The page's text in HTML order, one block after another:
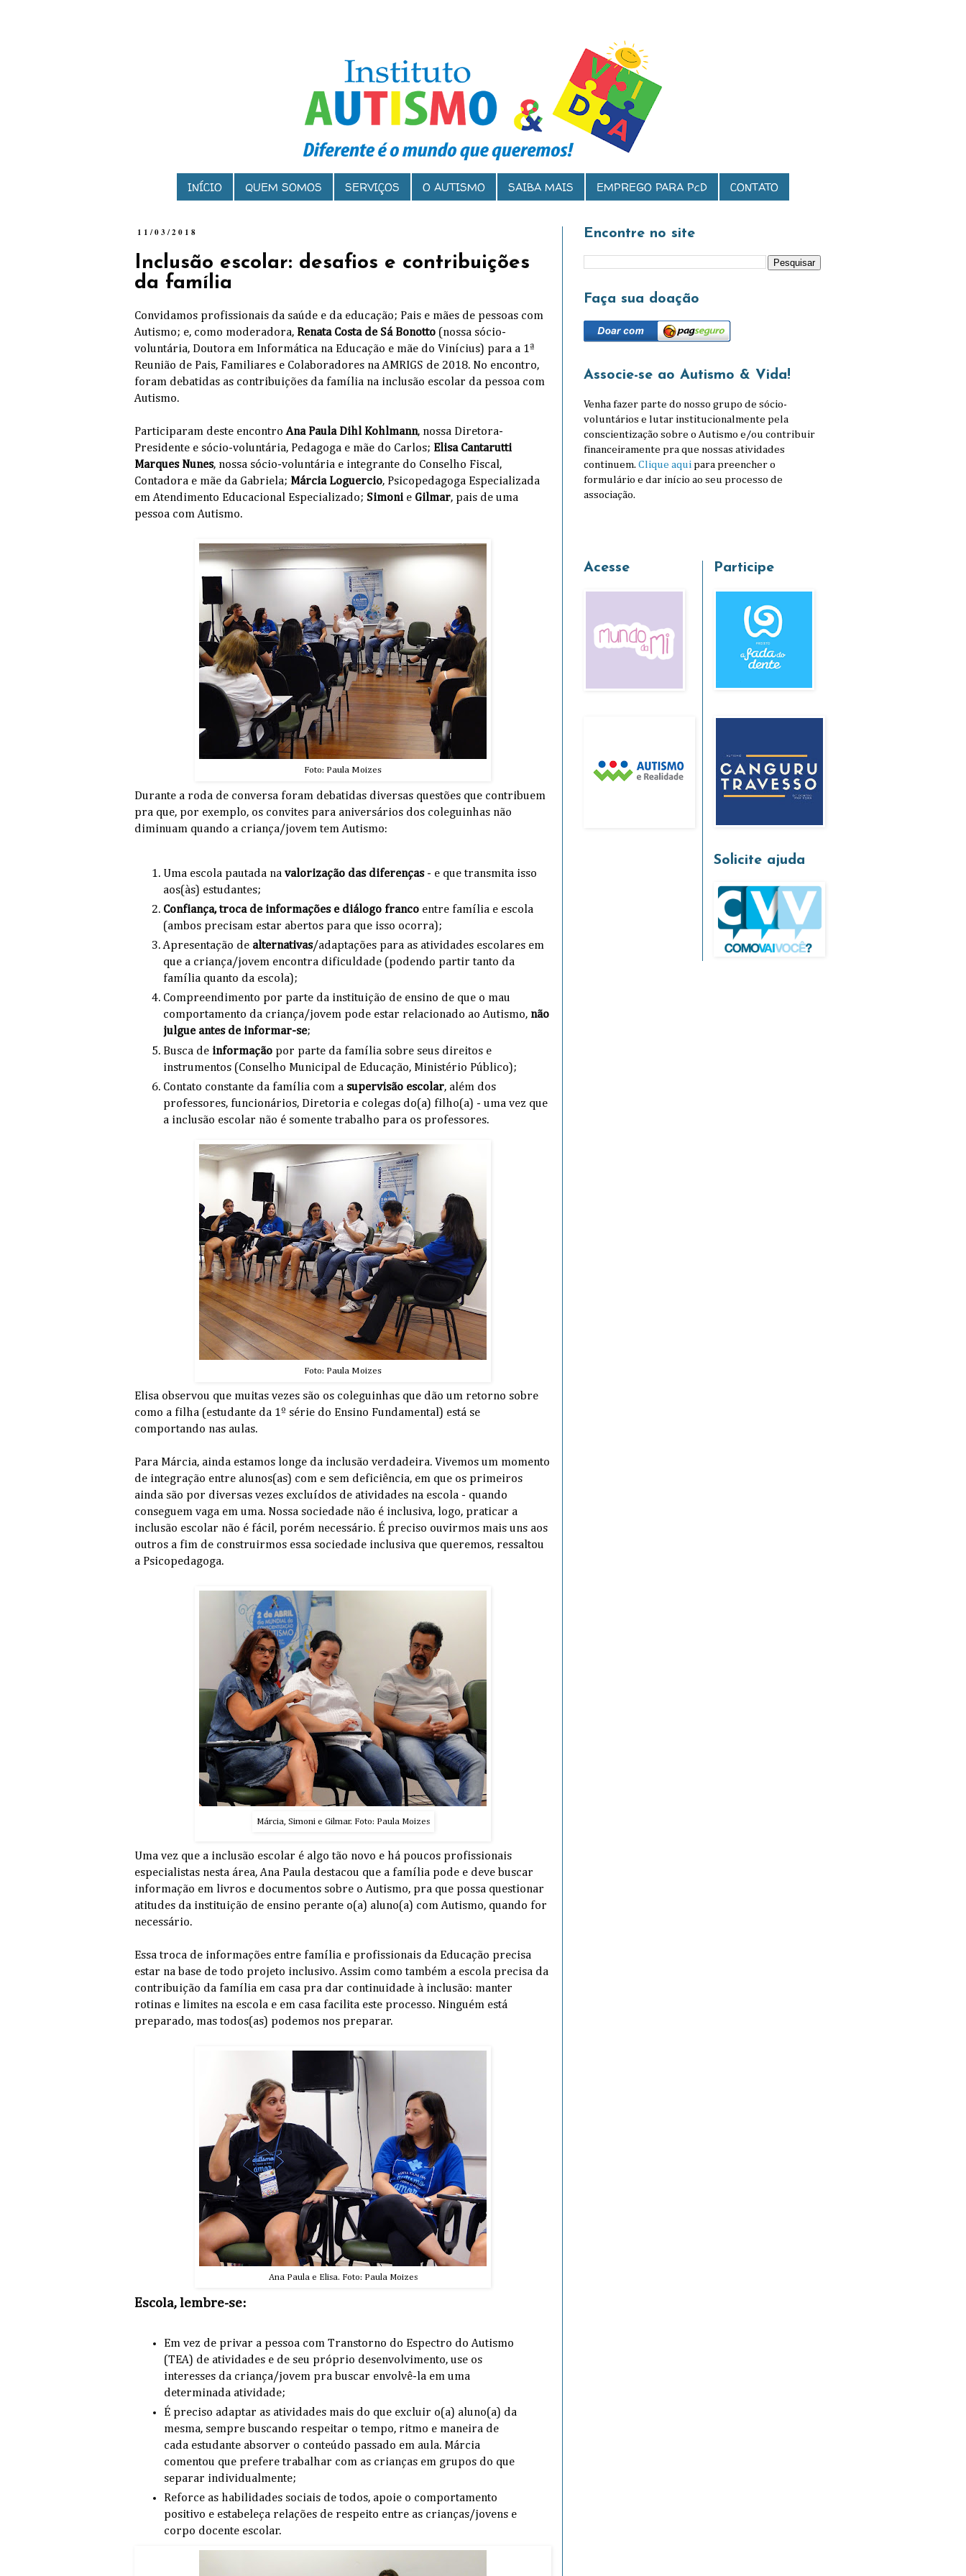
INÍCIO QUEM SOMOS SERVIÇOS O AUTISMO SAIBA MAIS EMPREGO PARA PcD CONTATO
11/03/2018
Inclusão escolar: desafios e contribuições
da família
Convidamos profissionais da saúde e da educação; Pais e mães de pessoas com
Autismo; e, como moderadora, Renata Costa de Sá Bonotto (nossa sócio-
voluntária, Doutora em Informática na Educação e mãe do Vinícius) para a 1ª
Reunião de Pais, Familiares e Colaboradores na AMRIGS de 2018. No encontro,
foram debatidas as contribuições da família na inclusão escolar da pessoa com
Autismo.
Participaram deste encontroAna Paula Dihl Kohlmann, nossa Diretora-
Presidente e sócio-voluntária, Pedagoga e mãe do Carlos; Elisa Cantarutti
Marques Nunes, nossa sócio-voluntária e integrante do Conselho Fiscal,
Contadora e mãe da Gabriela; Márcia Loguercio, Psicopedagoga Especializada
em Atendimento Educacional Especializado; Simoni e Gilmar, pais de uma
pessoa com Autismo.
Foto: Paula Moizes
Durante a roda de conversa foram debatidas diversas questões que contribuem
pra que, por exemplo, os convites para aniversários dos coleguinhas não
diminuam quando a criança/jovem tem Autismo:
Uma escola pautada na valorização das diferenças- e que transmita isso
aos(às) estudantes;
Confiança, troca de informações e diálogo franco entre família e escola
(ambos precisam estar abertos para que isso ocorra);
Apresentação de alternativas/adaptações para as atividades escolares em
que a criança/jovem encontra dificuldade (podendo partir tanto da
família quanto da escola);
Compreendimento por parte da instituição de ensino de que o mau
comportamento da criança/jovem pode estar relacionado ao Autismo, não
julgue antes de informar-se;
Busca de informação por parte da família sobre seus direitos e
instrumentos (Conselho Municipal de Educação, Ministério Público);
Contato constante da família com a supervisão escolar, além dos
professores, funcionários, Diretoria e colegas do(a) filho(a) - uma vez que
a inclusão escolar não é somente trabalho para os professores.
Foto: Paula Moizes
Elisa observou que muitas vezes são os coleguinhas que dão um retorno sobre
como a filha (estudante da 1º série do Ensino Fundamental) está se
comportando nas aulas.
Para Márcia, ainda estamos longe da inclusão verdadeira. Vivemos um momento
de integração entre alunos(as) com e sem deficiência, em que os primeiros
ainda são por diversas vezes excluídos de atividades na escola - quando
conseguem vaga em uma. Nossa sociedade não é inclusiva, logo, praticar a
inclusão escolar não é fácil, porém necessário. É preciso ouvirmos mais uns aos
outros a fim de construirmos essa sociedade inclusiva que queremos, ressaltou
a Psicopedagoga.
Márcia, Simoni e Gilmar. Foto: Paula Moizes
Uma vez que a inclusão escolar é algo tão novo e há poucos profissionais
especialistas nesta área, Ana Paula destacou que a família pode e deve buscar
informação em livros e documentos sobre o Autismo, pra que possa questionar
atitudes da instituição de ensino perante o(a) aluno(a) com Autismo, quando for
necessário.
Essa troca de informações entre família e profissionais da Educação precisa
estar na base de todo projeto inclusivo. Assim como também a escola precisa da
contribuição da família em casa pra dar continuidade à inclusão: manter
rotinas e limites na escola e em casa facilita este processo. Ninguém está
preparado, mas todos(as) podemos nos preparar.
Ana Paula e Elisa. Foto: Paula Moizes
Escola, lembre-se:
Em vez de privar a pessoa com Transtorno do Espectro do Autismo
(TEA) de atividades e de seu próprio desenvolvimento, use os
interesses da criança/jovem pra buscar envolvê-la em uma
determinada atividade;
É preciso adaptar as atividades mais do que excluir o(a) aluno(a) da
mesma, sempre buscando respeitar o tempo, ritmo e maneira de
cada estudante absorver o conteúdo passado em aula. Márcia
comentou que prefere trabalhar com as crianças em grupos do que
separar individualmente;
Reforce as habilidades sociais de todos, apoie o comportamento
positivo e estabeleça relações de respeito entre as crianças/jovens e
corpo docente escolar.
Encontre no site
Faça sua doação
Associe-se ao Autismo & Vida!
Venha fazer parte do nosso grupo de sócio-
voluntários e lutar institucionalmente pela
conscientização sobre o Autismo e/ou contribuir
financeiramente pra que nossas atividades
continuem. Clique aqui para preencher o
formulário e dar início ao seu processo de
associação.
Acesse Participe
Solicite ajuda